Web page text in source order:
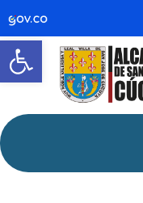
Abrir